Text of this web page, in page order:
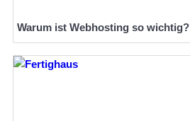
Warum ist Webhosting so wichtig?